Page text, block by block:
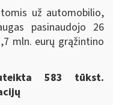
už automobilio,
pasinaudojo 26
mln. eurų grąžintino
583 tūkst.